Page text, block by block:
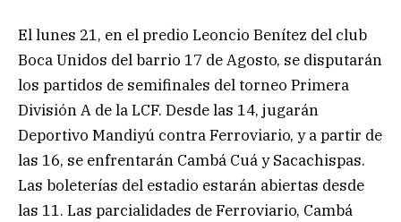
El lunes 21, en el predio Leoncio Benítez del club
Boca Unidos del barrio 17 de Agosto, se disputarán
los partidos de semifinales del torneo Primera
División A de la LCF. Desde las 14, jugarán
Deportivo Mandiyú contra Ferroviario, y a partir de
las 16, se enfrentarán Cambá Cuá y Sacachispas.
Las boleterías del estadio estarán abiertas desde
las 11. Las parcialidades de Ferroviario, Cambá